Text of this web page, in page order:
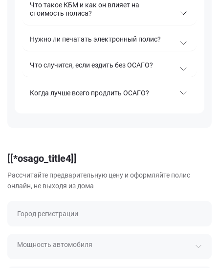
Что такое КБМ и как он влияет на
стоимость полиса?
Нужно ли печатать электронный полис?
Что случится, если ездить без ОСАГО?
Когда лучше всего продлить ОСАГО?
[[*osago_title4]]
Рассчитайте предварительную цену и оформляйте полис
онлайн, не выходя из дома
Город регистрации
Мощность автомобиля